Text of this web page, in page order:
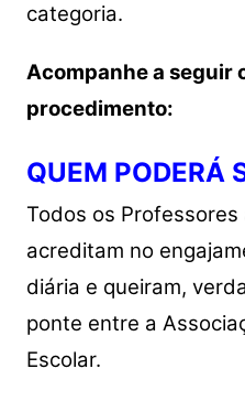
categoria.
Acompanhe a seguir
procedimento:
QUEM PODERÁ
Todos os
acreditam no
diária e queiram,
ponte entre a
Escolar.